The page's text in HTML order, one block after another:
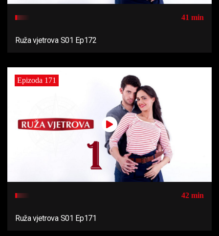
41 min
Ruža vjetrova S01 Ep172
Epizoda 171
42 min
Ruža vjetrova S01 Ep171